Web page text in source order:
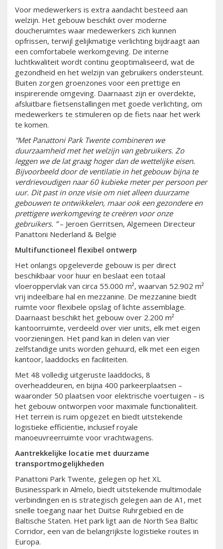
Voor medewerkers is extra aandacht besteed aan
welzijn. Het gebouw beschikt over moderne
doucheruimtes waar medewerkers zich kunnen
opfrissen, terwijl gelijkmatige verlichting bijdraagt aan
een comfortabele werkomgeving. De interne
luchtkwaliteit wordt continu geoptimaliseerd, wat de
gezondheid en het welzijn van gebruikers ondersteunt.
Buiten zorgen groenzones voor een prettige en
inspirerende omgeving. Daarnaast zijn er overdekte,
afsluitbare fietsenstallingen met goede verlichting, om
medewerkers te stimuleren op de fiets naar het werk
te komen.
“Met Panattoni Park Twente combineren we
duurzaamheid met het welzijn van gebruikers. Zo
leggen we de lat graag hoger dan de wettelijke eisen.
Bijvoorbeeld door de ventilatie in het gebouw bijna te
verdrievoudigen naar 60 kubieke meter per persoon per
uur. Dit past in onze visie om niet alleen duurzame
gebouwen te ontwikkelen, maar ook een gezondere en
prettigere werkomgeving te creëren voor onze
gebruikers. ”– Jeroen Gerritsen, Algemeen Directeur
Panattoni Nederland & België
Multifunctioneel flexibel ontwerp
Het onlangs opgeleverde gebouw is per direct
beschikbaar voor huur en beslaat een totaal
vloeroppervlak van circa 55.000 m², waarvan 52.902 m²
vrij indeelbare hal en mezzanine. De mezzanine biedt
ruimte voor flexibele opslag of lichte assemblage.
Daarnaast beschikt het gebouw over 2.200 m²
kantoorruimte, verdeeld over vier units, elk met eigen
voorzieningen. Het pand kan in delen van vier
zelfstandige units worden gehuurd, elk met een eigen
kantoor, laaddocks en faciliteiten.
Met 48 volledig uitgeruste laaddocks, 8
overheaddeuren, en bijna 400 parkeerplaatsen –
waaronder 50 plaatsen voor elektrische voertuigen – is
het gebouw ontworpen voor maximale functionaliteit.
Het terrein is ruim opgezet en biedt uitstekende
logistieke efficiëntie, inclusief royale
manoeuvreerruimte voor vrachtwagens.
Aantrekkelijke locatie met duurzame
transportmogelijkheden
Panattoni Park Twente, gelegen op het XL
Businesspark in Almelo, biedt uitstekende multimodale
verbindingen en is strategisch gelegen aan de A1, met
snelle toegang naar het Duitse Ruhrgebied en de
Baltische Staten. Het park ligt aan de North Sea Baltic
Corridor, een van de belangrijkste logistieke routes in
Europa.